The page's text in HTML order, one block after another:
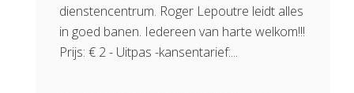
dienstencentrum. Roger Lepoutre leidt alles
in goed banen. Iedereen van harte welkom!!!
Prijs: € 2 - Uitpas -kansentarief:...